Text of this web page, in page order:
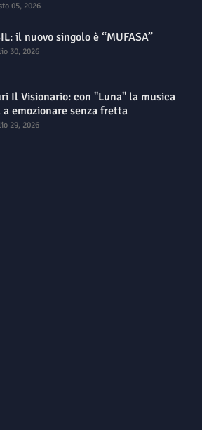
05, 2026
il nuovo singolo è “MUFASA”
30, 2026
Il Visionario: con "Luna" la musica
emozionare senza fretta
29, 2026